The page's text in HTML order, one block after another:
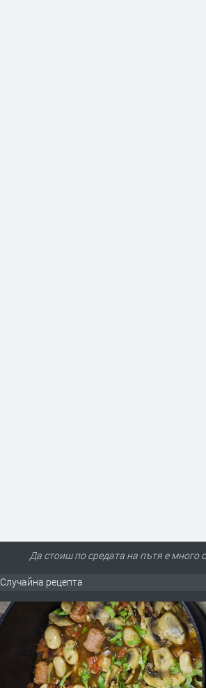
Да стоиш по средата на пътя е много
Случайна рецепта